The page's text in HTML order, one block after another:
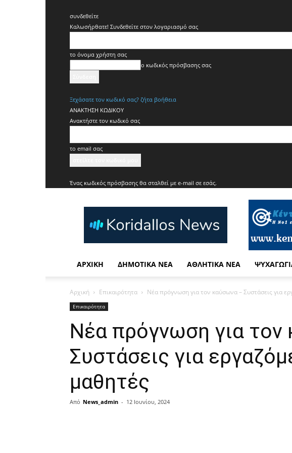
συνδεθείτε
Καλωσήρθατε! Συνδεθείτε στον λογαριασμό σας
το όνομα χρήστη σας
ο κωδικός πρόσβασης σας
Ξεχάσατε τον κωδικό σας? ζήτα βοήθεια
ΑΝΑΚΤΗΣΗ ΚΩΔΙΚΟΥ
Ανακτήστε τον κωδικό σας
το email σας
Ένας κωδικός πρόσβασης θα σταλθεί με e-mail σε εσάς.
Koridallos
News
Η
ενημέρωση
ΑΡΧΙΚΉ ΔΗΜΟΤΙΚΆ ΝΈΑ ΑΘΛΗΤΙΚΆ ΝΈΑ
Αρχική Επικαιρότητα Νέα πρόγνωση για τον καύσωνα – Συστάσεις για
Επικαιρότητα
Νέα πρόγνωση για
Συστάσεις για
μαθητές
Από News_admin - 12 Ιουνίου, 2024